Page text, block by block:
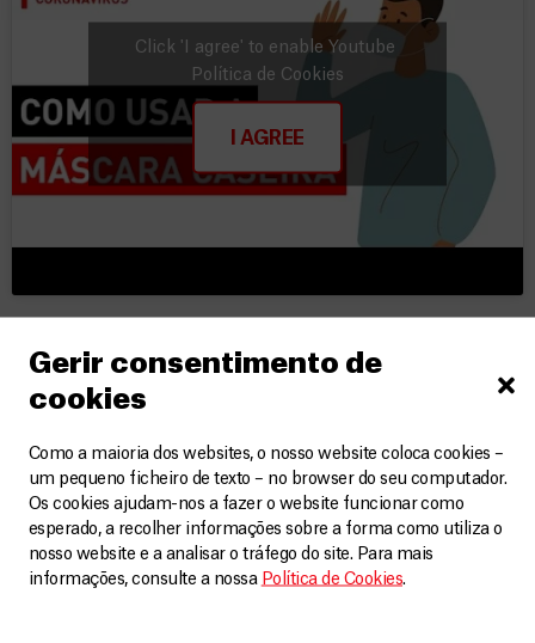
Gerir consentimento de
cookies
Como a maioria dos websites, o nosso website coloca cookies –
um pequeno ficheiro de texto – no browser do seu computador.
Os cookies ajudam-nos a fazer o website funcionar como
esperado, a recolher informações sobre a forma como utiliza o
nosso website e a analisar o tráfego do site. Para mais
informações, consulte a nossa Política de Cookies.
Click 'I agree' to enable Youtube
Política de Cookies
I AGREE
Factos rápidos sobre a covid